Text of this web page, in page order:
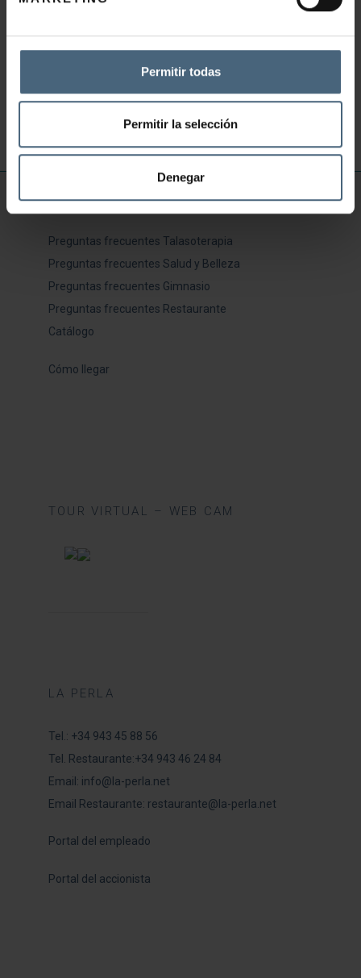
Permitir todas
Permitir la selección
Denegar
AÑADIR AL CARRITO
INFORMACIÓN ÚTIL
Preguntas frecuentes Talasoterapia
Preguntas frecuentes Salud y Belleza
Preguntas frecuentes Gimnasio
Preguntas frecuentes Restaurante
Catálogo
Cómo llegar
TOUR VIRTUAL – WEB CAM
LA PERLA
Tel.: +34 943 45 88 56
Tel. Restaurante:+34 943 46 24 84
Email: info@la-perla.net
Email Restaurante: restaurante@la-perla.net
Portal del empleado
Portal del accionista